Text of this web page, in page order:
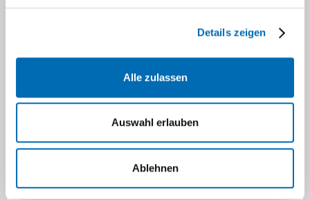
Details zeigen
Alle zulassen
Auswahl erlauben
Ablehnen
Häufig gestellte Fragen zur
Die folgenden Fragen und Aussagen sollen
ein Bewusstsein schaffen, wie wichtig es ist,
Thema Organspende zu befassen und am
Ende des Prozesses eine Entscheidung zu